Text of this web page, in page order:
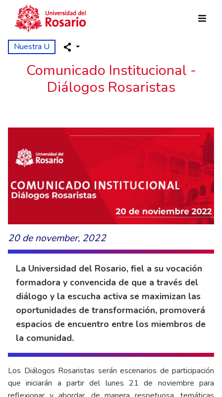
Skip to main content
Nuestra U
Comunicado Institucional -
Diálogos Rosaristas
20 de november, 2022
La Universidad del Rosario, fiel a su vocación
formadora y convencida de que a través del
diálogo y la escucha activa se maximizan las
oportunidades de transformación, promoverá
espacios de encuentro entre los miembros de
la comunidad.
Los Diálogos Rosaristas serán escenarios de participación
que iniciarán a partir del lunes 21 de noviembre para